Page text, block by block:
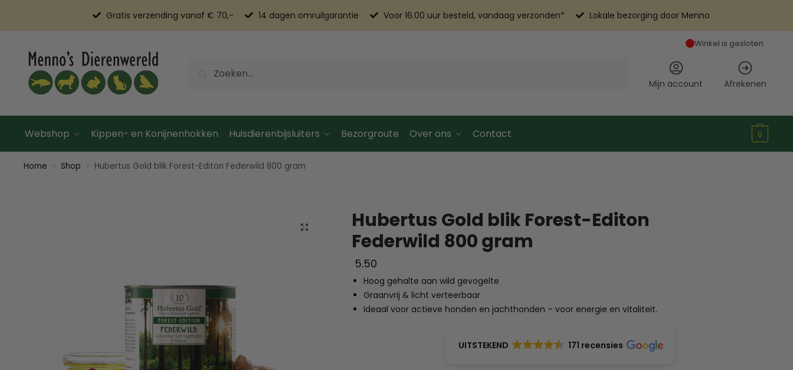
Gratis verzending vanaf € 70,- 14 dagen omruilgarantie Voor 16.00 uur besteld, vandaag verzonden* Lokale bezorging door Menno
Winkel is gesloten
Mijn account Afrekenen
Webshop Kippen- en Konijnenhokken Huisdierenbijsluiters Bezorgroute Over ons Contact 0
Home Shop Hubertus Gold blik Forest-Editon Federwild 800 gram
Hubertus Gold blik Forest-Editon
Federwild 800 gram
5.50
Hoog gehalte aan wild gevogelte
Graanvrij & licht verteerbaar
Ideaal voor actieve honden en jachthonden – voor energie en vitaliteit.
UITSTEKEND 171 recensies